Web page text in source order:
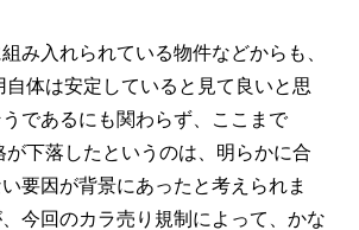
み入れられている物件などからも、
自体は安定していると見て良いと思
であるにも関わらず、ここまで
が下落したというのは、明らかに合
要因が背景にあったと考えられま
今回のカラ売り規制によって、かな